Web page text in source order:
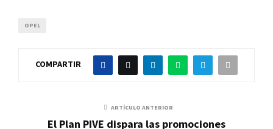
OPEL
COMPARTIR
ARTÍCULO ANTERIOR
El Plan PIVE dispara las promociones